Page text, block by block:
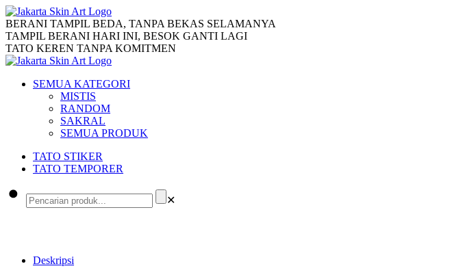
BERANI TAMPIL BEDA, TANPA BEKAS SELAMANYA
TAMPIL BERANI HARI INI, BESOK GANTI LAGI
TATO KEREN TANPA KOMITMEN
SEMUA KATEGORI
MISTIS
RANDOM
SAKRAL
SEMUA PRODUK
TATO STIKER
TATO TEMPORER
✕
Deskripsi